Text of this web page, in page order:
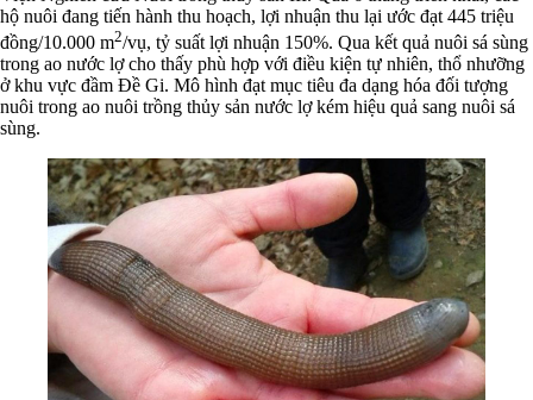
hộ nuôi đang tiến hành thu hoạch, lợi nhuận thu lại ước đạt 445 triệu
đồng/10.000 m2/vụ, tỷ suất lợi nhuận 150%. Qua kết quả nuôi sá sùng
trong ao nước lợ cho thấy phù hợp với điều kiện tự nhiên, thổ nhưỡng
ở khu vực đầm Đề Gi. Mô hình đạt mục tiêu đa dạng hóa đối tượng
nuôi trong ao nuôi trồng thủy sản nước lợ kém hiệu quả sang nuôi sá
sùng.